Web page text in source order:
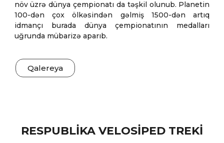
növ üzrə dünya çempionatı da təşkil olunub. Planetin
100-dən çox ölkəsindən gəlmiş 1500-dən artıq
idmançı burada dünya çempionatının medalları
uğrunda mübarizə aparıb.
Qalereya
RESPUBLİKA VELOSİPED TREKİ